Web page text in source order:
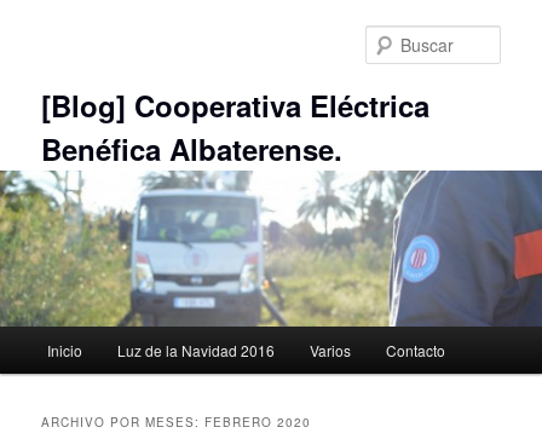
[Blog] Cooperativa Eléctrica
Benéfica Albaterense.
principal
Inicio Luz de la Navidad 2016 Varios Contacto
ARCHIVO POR MESES: FEBRERO 2020